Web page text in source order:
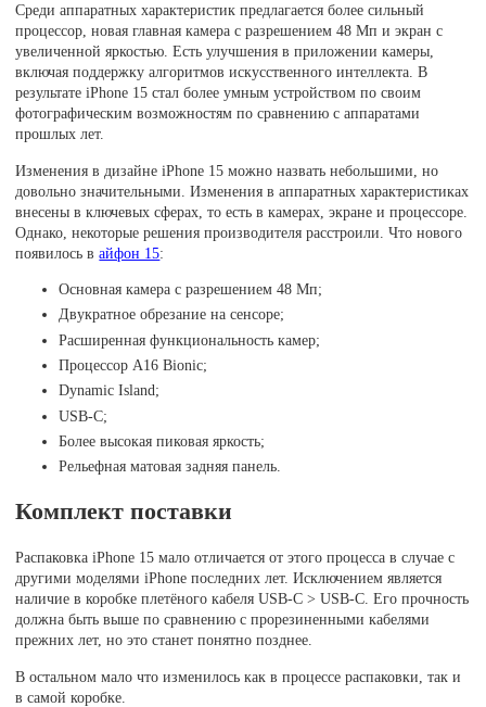
Среди аппаратных характеристик предлагается более сильный
процессор, новая главная камера с разрешением 48 Мп и экран с
увеличенной яркостью. Есть улучшения в приложении камеры,
включая поддержку алгоритмов искусственного интеллекта. В
результате iPhone 15 стал более умным устройством по своим
фотографическим возможностям по сравнению с аппаратами
прошлых лет.
Изменения в дизайне iPhone 15 можно назвать небольшими, но
довольно значительными. Изменения в аппаратных характеристиках
внесены в ключевых сферах, то есть в камерах, экране и процессоре.
Однако, некоторые решения производителя расстроили. Что нового
появилось вайфон 15:
Основная камера с разрешением 48 Мп;
Двукратное обрезание на сенсоре;
Расширенная функциональность камер;
Процессор A16 Bionic;
Dynamic Island;
USB-C;
Более высокая пиковая яркость;
Рельефная матовая задняя панель.
Комплект поставки
Распаковка iPhone 15 мало отличается от этого процесса в случае с
другими моделями iPhone последних лет. Исключением является
наличие в коробке плетёного кабеля USB-C > USB-C. Его прочность
должна быть выше по сравнению с прорезиненными кабелями
прежних лет, но это станет понятно позднее.
В остальном мало что изменилось как в процессе распаковки, так и
в самой коробке.